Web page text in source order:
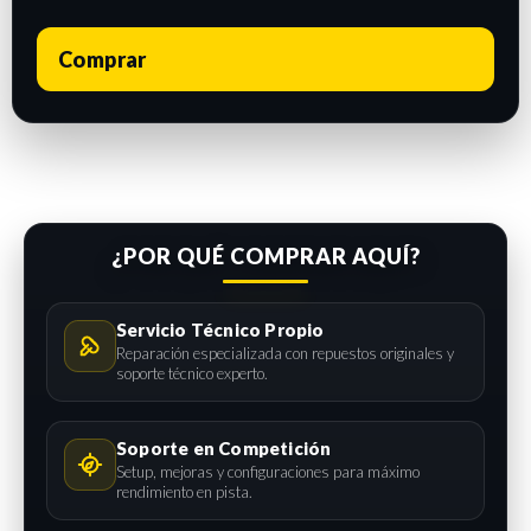
Comprar
¿POR QUÉ COMPRAR AQUÍ?
Servicio Técnico Propio
Reparación especializada con repuestos originales y
soporte técnico experto.
Soporte en Competición
Setup, mejoras y configuraciones para máximo
rendimiento en pista.